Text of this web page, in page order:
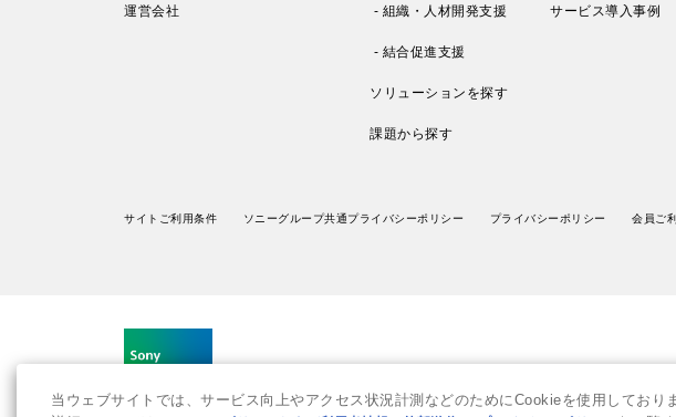
運営会社 - 組織・人材開発支援
- 結合促進支援
ソリューションを探す
課題から探す
サービス導入事例
サイトご利用条件 ソニーグループ共通プライバシーポリシー プライバシーポリシー 会員ご
当ウェブサイトでは、サービス向上やアクセス状況計測などのためにCookieを使用しており